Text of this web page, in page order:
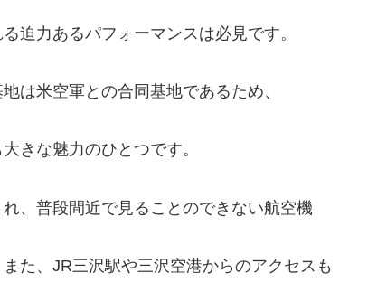
迫力あるパフォーマンスは必見です。
は米空軍との合同基地であるため、
きな魅力のひとつです。
、普段間近で見ることのできない航空機
た、JR三沢駅や三沢空港からのアクセスも